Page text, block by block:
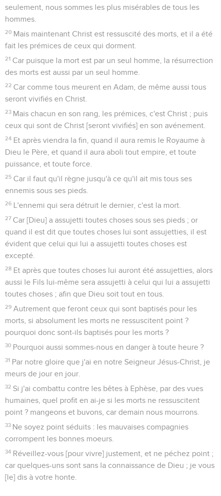
seulement, nous sommes les plus misérables de tous les
hommes.
20 Mais maintenant Christ est ressuscité des morts, et il a été
fait les prémices de ceux qui dorment.
21 Car puisque la mort est par un seul homme, la résurrection
des morts est aussi par un seul homme.
22 Car comme tous meurent en Adam, de même aussi tous
seront vivifiés en Christ.
23 Mais chacun en son rang, les prémices, c'est Christ ; puis
ceux qui sont de Christ [seront vivifiés] en son avénement.
24 Et après viendra la fin, quand il aura remis le Royaume à
Dieu le Père, et quand il aura aboli tout empire, et toute
puissance, et toute force.
25 Car il faut qu'il règne jusqu'à ce qu'il ait mis tous ses
ennemis sous ses pieds.
26 L'ennemi qui sera détruit le dernier, c'est la mort.
27 Car [Dieu] a assujetti toutes choses sous ses pieds ; or
quand il est dit que toutes choses lui sont assujetties, il est
évident que celui qui lui a assujetti toutes choses est
excepté.
28 Et après que toutes choses lui auront été assujetties, alors
aussi le Fils lui-même sera assujetti à celui qui lui a assujetti
toutes choses ; afin que Dieu soit tout en tous.
29 Autrement que feront ceux qui sont baptisés pour les
morts, si absolument les morts ne ressuscitent point ?
pourquoi donc sont-ils baptisés pour les morts ?
30 Pourquoi aussi sommes-nous en danger à toute heure ?
31 Par notre gloire que j'ai en notre Seigneur Jésus-Christ, je
meurs de jour en jour.
32 Si j'ai combattu contre les bêtes à Ephèse, par des vues
humaines, quel profit en ai-je si les morts ne ressuscitent
point ? mangeons et buvons, car demain nous mourrons.
33 Ne soyez point séduits : les mauvaises compagnies
corrompent les bonnes moeurs.
34 Réveillez-vous [pour vivre] justement, et ne péchez point ;
car quelques-uns sont sans la connaissance de Dieu ; je vous
[le] dis à votre honte.